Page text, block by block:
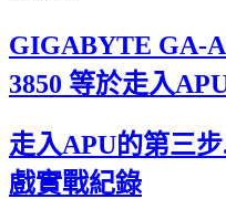
GIGABYTE GA-
3850 等於走入
走入APU的第三
戲實戰紀錄